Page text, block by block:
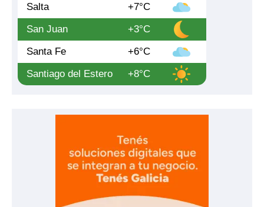
Salta
+7°C
San Juan
+3°C
Santa Fe
+6°C
Santiago del Estero
+8°C